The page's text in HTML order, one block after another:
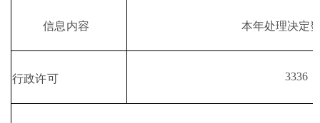
信息内容 本年处理决定
行政许可 3336